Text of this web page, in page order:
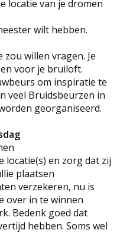
locatie van je dromen
wilt hebben.
zou willen vragen. Je
voor je bruiloft.
om inspiratie te
veel Bruidsbeurzen in
georganiseerd.
locatie(s) en zorg dat zij
plaatsen
verzekeren, nu is
over in te winnen
Bedenk goed dat
hebben. Soms wel